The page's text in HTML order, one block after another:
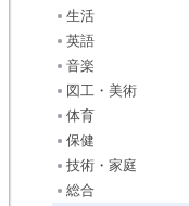
生活
英語
音楽
図工・美術
体育
保健
技術・家庭
総合